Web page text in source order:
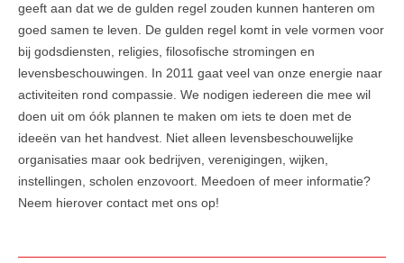
geeft aan dat we de gulden regel zouden kunnen hanteren om
goed samen te leven. De gulden regel komt in vele vormen voor
bij godsdiensten, religies, filosofische stromingen en
levensbeschouwingen. In 2011 gaat veel van onze energie naar
activiteiten rond compassie. We nodigen iedereen die mee wil
doen uit om óók plannen te maken om iets te doen met de
ideeën van het handvest. Niet alleen levensbeschouwelijke
organisaties maar ook bedrijven, verenigingen, wijken,
instellingen, scholen enzovoort. Meedoen of meer informatie?
Neem hierover contact met ons op!